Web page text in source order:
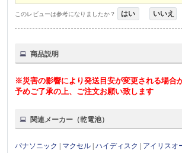
このレビューは参考になりましたか？ はい いいえ
商品説明
※災害の影響により発送目安が変更される場合
予めご了承の上、ご注文お願い致します
関連メーカー（乾電池）
パナソニック マクセル |ハイディスク アイリスオ